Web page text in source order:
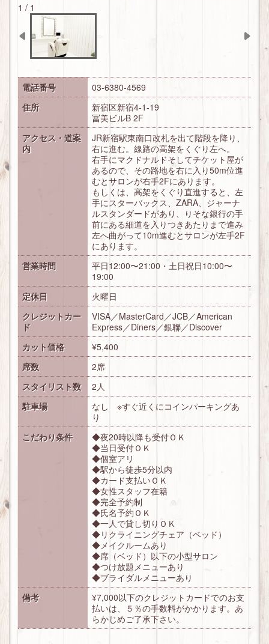
1 / 1
電話番号
03-6380-4569
住所
新宿区新宿4-1-19
冨美ビルB 2F
アクセス・道案
内
JR新宿駅東南口改札を出て階段を降り、
右に進む。線路の高架をくぐり左へ。
右手にマクドナルドそしてチケット屋が
あるので、その路地を右に入り50m位進
むとサロンが右手2Fにあります。
もしくは、高架をくぐり直進すると、左
手にスターバックス、ZARA、ジャーナ
ルスタンダードがあり、りそな銀行の手
前にある細道を入りつきあたりまで進み
左へ曲がって10m進むとサロンが左手2F
にあります。
営業時間
平日12:00〜21:00・土日祝日10:00〜
19:00
定休日
火曜日
クレジットカー
ド
VISA／MasterCard／JCB／American
Express／Diners／銀聯／Discover
カット価格
¥5,400
席数
2席
スタイリスト数
2人
駐車場
なし ※すぐ近くにコインパーキングあ
り
こだわり条件
◆夜20時以降も受付ＯＫ
◆当日受付ＯＫ
◆個室アリ
◆駅から徒歩5分以内
◆カード支払いＯＫ
◆女性スタッフ在籍
◆完全予約制
◆氏名予約ＯＫ
◆一人で貸し切りＯＫ
◆リクライニングチェア（ベッド）
◆メイクルームあり
◆席（ベッド）以下の小型サロン
◆つけ放題メニューあり
◆ブライダルメニューあり
備考
¥7,000以下のクレジットカードでのお支
払いは、５％の手数料がかかります。あ
らかじめご了承下さい。